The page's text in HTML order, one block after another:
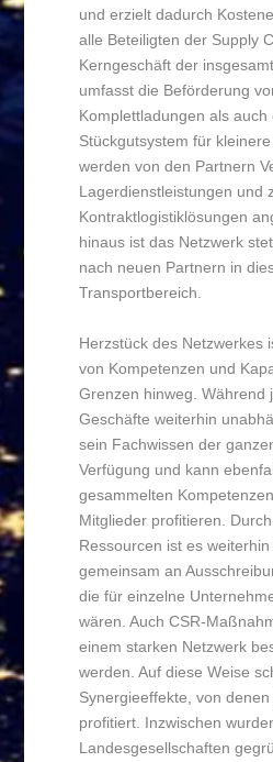
und erzielt dadurch
alle Beteiligten der Supply
Kerngeschäft der
umfasst die Beförderung
Komplettladungen als auch
Stückgutsystem für
werden von den Partnern
Lagerdienstleistungen und
Kontraktlogistiklösungen
hinaus ist das Netzwerk
nach neuen Partnern in
Transportbereich.
Herzstück des Netzwerkes
von Kompetenzen und
Grenzen hinweg. Während
Geschäfte weiterhin
sein Fachwissen der
Verfügung und kann
gesammelten
Mitglieder profitieren.
Ressourcen ist es weiterhin
gemeinsam an
die für einzelne
wären. Auch CSR-
einem starken Netzwerk
werden. Auf diese Weise
Synergieeffekte, von
profitiert. Inzwischen
Landesgesellschaften